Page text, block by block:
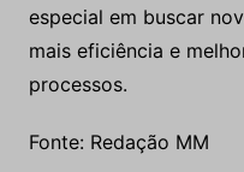
especial em buscar
mais eficiência e
processos.
Fonte: Redação MM